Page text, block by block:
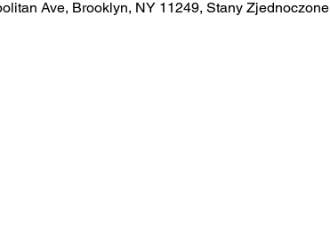
Ave, Brooklyn, NY 11249, Stany Zjednoczone